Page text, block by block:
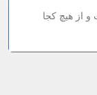
از هیچ کجا